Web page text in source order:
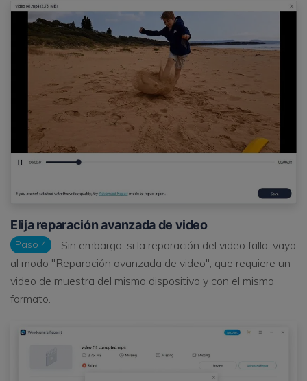
Elija reparación avanzada de video
Paso 4
Sin embargo, si la reparación del video falla, vaya
al modo "Reparación avanzada de video", que requiere un
video de muestra del mismo dispositivo y con el mismo
formato.